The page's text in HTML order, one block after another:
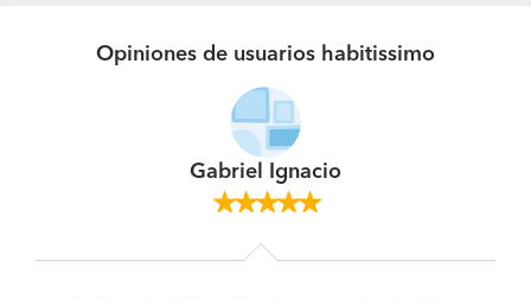
Opiniones de usuarios habitissimo
Gabriel Ignacio